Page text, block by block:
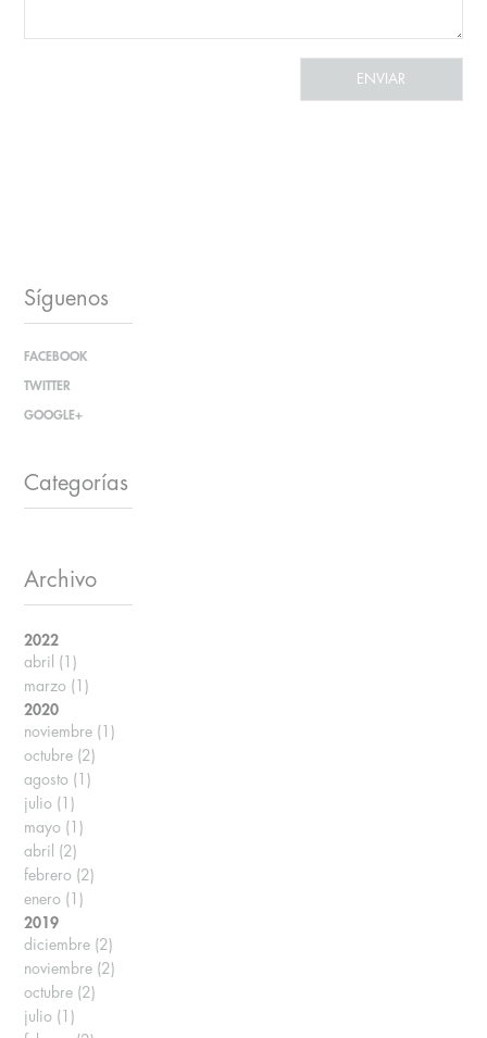
Síguenos
FACEBOOK
TWITTER
GOOGLE+
Categorías
Archivo
2022
abril (1)
marzo (1)
2020
noviembre (1)
octubre (2)
agosto (1)
julio (1)
mayo (1)
abril (2)
febrero (2)
enero (1)
2019
diciembre (2)
noviembre (2)
octubre (2)
julio (1)